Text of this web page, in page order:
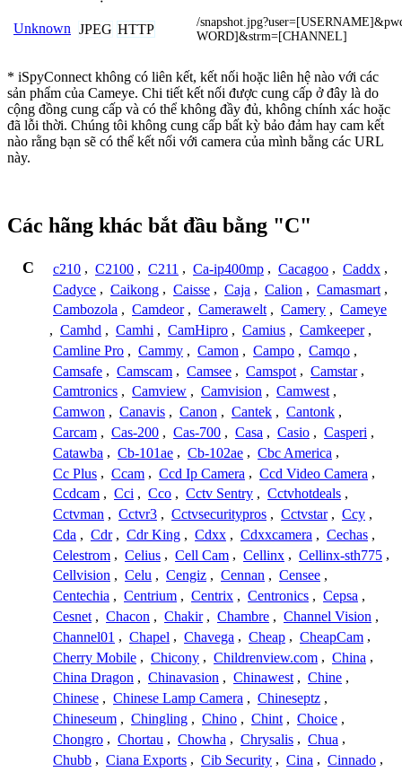
Unknown JPEG HTTP
/
WORD]&strm=[CHANNEL]
* iSpyConnect không có liên kết, kết nối hoặc liên hệ nào với các
sản phẩm của Cameye. Chi tiết kết nối được cung cấp ở đây là do
cộng đồng cung cấp và có thể không đầy đủ, không chính xác hoặc
đã lỗi thời. Chúng tôi không cung cấp bất kỳ bảo đảm hay cam kết
nào rằng bạn sẽ có thể kết nối với camera của mình bằng các URL
này.
Các hãng khác bắt đầu bằng "C"
C c210 , C2100 , C211 , Ca-ip400mp , Cacagoo , Caddx ,
Cadyce , Caikong , Caisse , Caja , Calion , Camasmart ,
Cambozola , Camdeor , Camerawelt , Camery , Cameye
, Camhd , Camhi , CamHipro , Camius , Camkeeper ,
Camline Pro , Cammy , Camon , Campo , Camqo ,
Camsafe , Camscam , Camsee , Camspot , Camstar ,
Camtronics , Camview , Camvision , Camwest ,
Camwon , Canavis , Canon , Cantek , Cantonk ,
Carcam , Cas-200 , Cas-700 , Casa , Casio , Casperi ,
Catawba , Cb-101ae , Cb-102ae , Cbc America ,
Cc Plus , Ccam , Ccd Ip Camera , Ccd Video Camera ,
Ccdcam , Cci , Cco , Cctv Sentry , Cctvhotdeals ,
Cctvman , Cctvr3 , Cctvsecuritypros , Cctvstar , Ccy ,
Cda , Cdr , Cdr King , Cdxx , Cdxxcamera , Cechas ,
Celestrom , Celius , Cell Cam , Cellinx , Cellinx-sth775 ,
Cellvision , Celu , Cengiz , Cennan , Censee ,
Centechia , Centrium , Centrix , Centronics , Cepsa ,
Cesnet , Chacon , Chakir , Chambre , Channel Vision ,
Channel01 , Chapel , Chavega , Cheap , CheapCam ,
Cherry Mobile , Chicony , Childrenview.com , China ,
China Dragon , Chinavasion , Chinawest , Chine ,
Chinese , Chinese Lamp Camera , Chineseptz ,
Chineseum , Chingling , Chino , Chint , Choice ,
Chongro , Chortau , Chowha , Chrysalis , Chua ,
Chubb , Ciana Exports , Cib Security , Cina , Cinnado ,